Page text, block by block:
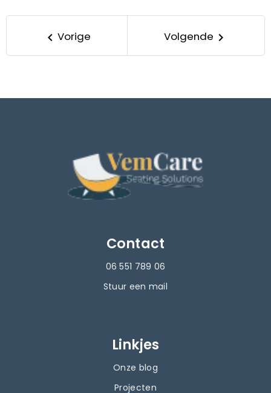
keyboard_arrow_leftVorige Volgende keyboard_arrow_right
Contact
06 551 789 06
Stuur een mail
Linkjes
Onze blog
Projecten